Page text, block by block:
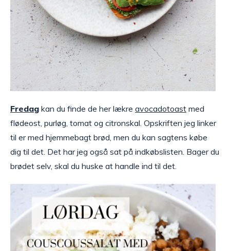
Fredag kan du finde de her lækre avocadotoast med
flødeost, purløg, tomat og citronskal. Opskriften jeg linker
til er med hjemmebagt brød, men du kan sagtens købe
dig til det. Det har jeg også sat på indkøbslisten. Bager du
brødet selv, skal du huske at handle ind til det.